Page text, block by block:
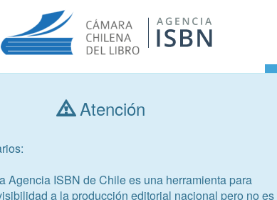
Consultar librosAtención
Agencia ISBN de Chile es una herramienta para
a la producción editorial nacional pero no es